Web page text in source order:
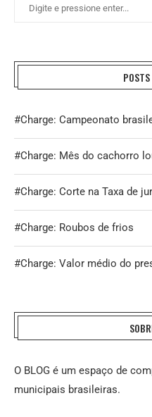
#Charge: Campeonato
#Charge: Mês do cachorro
#Charge: Corte na Taxa de
#Charge: Roubos de frios
#Charge: Valor médio do
O BLOG é um espaço de
municipais brasileiras.